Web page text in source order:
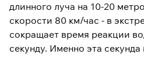
длинного луча на 10-20
скорости 80 км/час - в
сокращает время реакции
секунду. Именно эта